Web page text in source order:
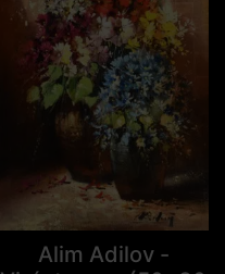
Alim Adilov -